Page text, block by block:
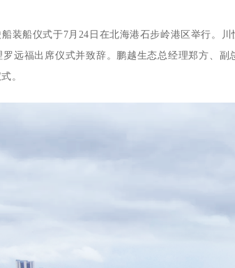
船装船仪式于7月24 日在北海港石步岭港区举行。
罗远福出席仪式并致辞。鹏越生态总经理郑方、 副
。